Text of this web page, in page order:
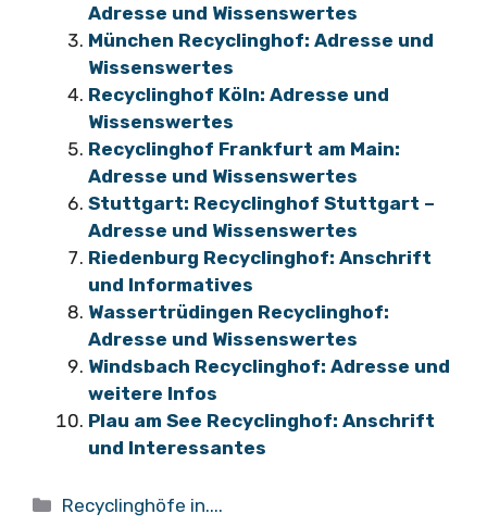
Adresse und Wissenswertes
München Recyclinghof: Adresse und
Wissenswertes
Recyclinghof Köln: Adresse und
Wissenswertes
Recyclinghof Frankfurt am Main:
Adresse und Wissenswertes
Stuttgart: Recyclinghof Stuttgart –
Adresse und Wissenswertes
Riedenburg Recyclinghof: Anschrift
und Informatives
Wassertrüdingen Recyclinghof:
Adresse und Wissenswertes
Windsbach Recyclinghof: Adresse und
weitere Infos
Plau am See Recyclinghof: Anschrift
und Interessantes
Kategorien
Recyclinghöfe in....